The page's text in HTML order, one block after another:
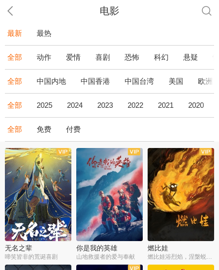
电影
最新 最热
全部 动作 爱情 喜剧 恐怖 科幻 悬疑
全部 中国内地 中国香港 中国台湾 美国 欧洲
全部 2025 2024 2023 2022 2021 2020
全部 免费 付费
无名之辈
啼笑皆非的荒诞喜剧
你是我的英雄
山地救援者的爱与奉献
燃比娃
燃比娃浴烈焰，涅槃蜕变成人